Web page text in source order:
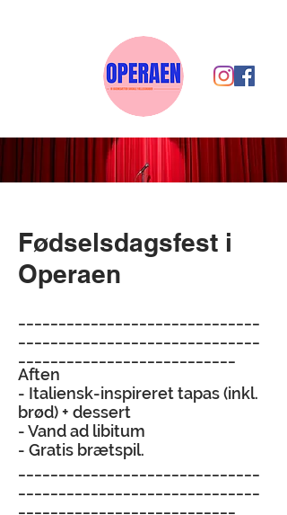
Fødselsdagsfest i
Operaen
Aften
- Italiensk-inspireret tapas (inkl.
brød) + dessert
- Vand ad libitum
- Gratis brætspil.